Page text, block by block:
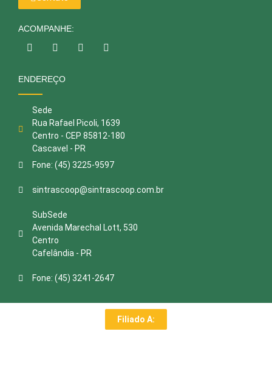
ACOMPANHE:
ENDEREÇO
Sede
Rua Rafael Picoli, 1639
Centro - CEP 85812-180
Cascavel - PR
Fone: (45) 3225-9597
sintrascoop@sintrascoop.com.br
SubSede
Avenida Marechal Lott, 530
Centro
Cafelândia - PR
Fone: (45) 3241-2647
Filiado A: